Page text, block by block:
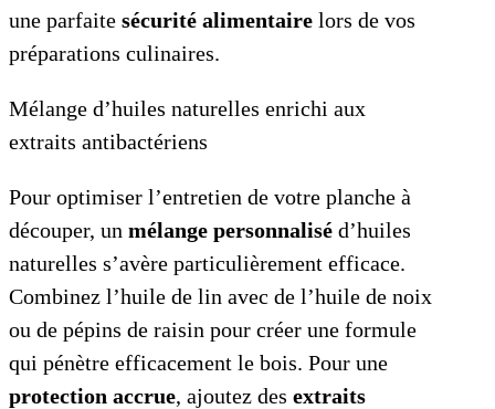
une parfaite sécurité alimentaire lors de vos
préparations culinaires.
Mélange d’huiles naturelles enrichi aux
extraits antibactériens
Pour optimiser l’entretien de votre planche à
découper, un mélange personnalisé d’huiles
naturelles s’avère particulièrement efficace.
Combinez l’huile de lin avec de l’huile de noix
ou de pépins de raisin pour créer une formule
qui pénètre efficacement le bois. Pour une
protection accrue, ajoutez des extraits